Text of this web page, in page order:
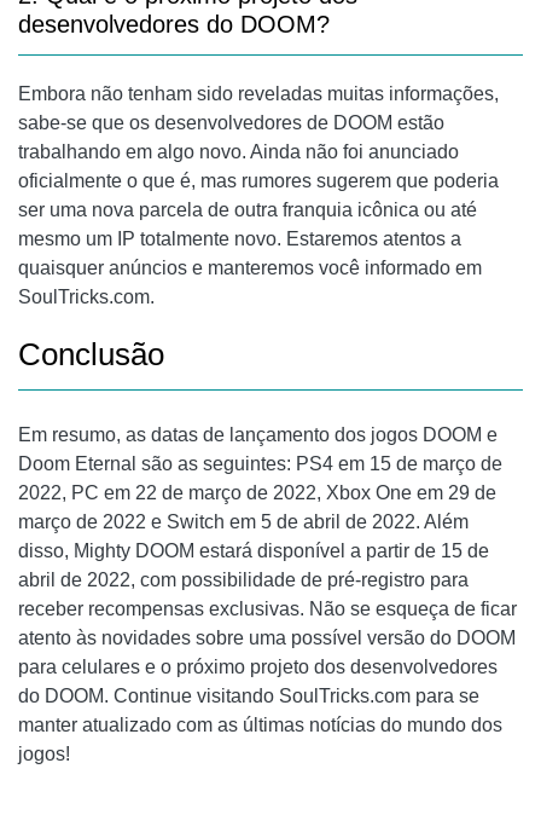
desenvolvedores do DOOM?
Embora não tenham sido reveladas muitas informações,
sabe-se que os desenvolvedores de DOOM estão
trabalhando em algo novo. Ainda não foi anunciado
oficialmente o que é, mas rumores sugerem que poderia
ser uma nova parcela de outra franquia icônica ou até
mesmo um IP totalmente novo. Estaremos atentos a
quaisquer anúncios e manteremos você informado em
SoulTricks.com.
Conclusão
Em resumo, as datas de lançamento dos jogos DOOM e
Doom Eternal são as seguintes: PS4 em 15 de março de
2022, PC em 22 de março de 2022, Xbox One em 29 de
março de 2022 e Switch em 5 de abril de 2022. Além
disso, Mighty DOOM estará disponível a partir de 15 de
abril de 2022, com possibilidade de pré-registro para
receber recompensas exclusivas. Não se esqueça de ficar
atento às novidades sobre uma possível versão do DOOM
para celulares e o próximo projeto dos desenvolvedores
do DOOM. Continue visitando SoulTricks.com para se
manter atualizado com as últimas notícias do mundo dos
jogos!